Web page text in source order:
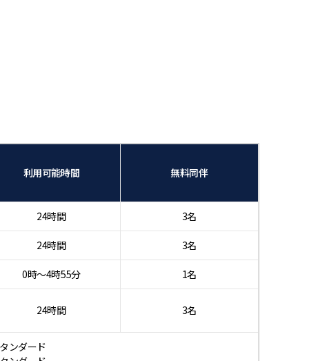
利用可能時間 無料同伴
24時間 3名
24時間 3名
0時〜4時55分 1名
24時間 3名
ンダード